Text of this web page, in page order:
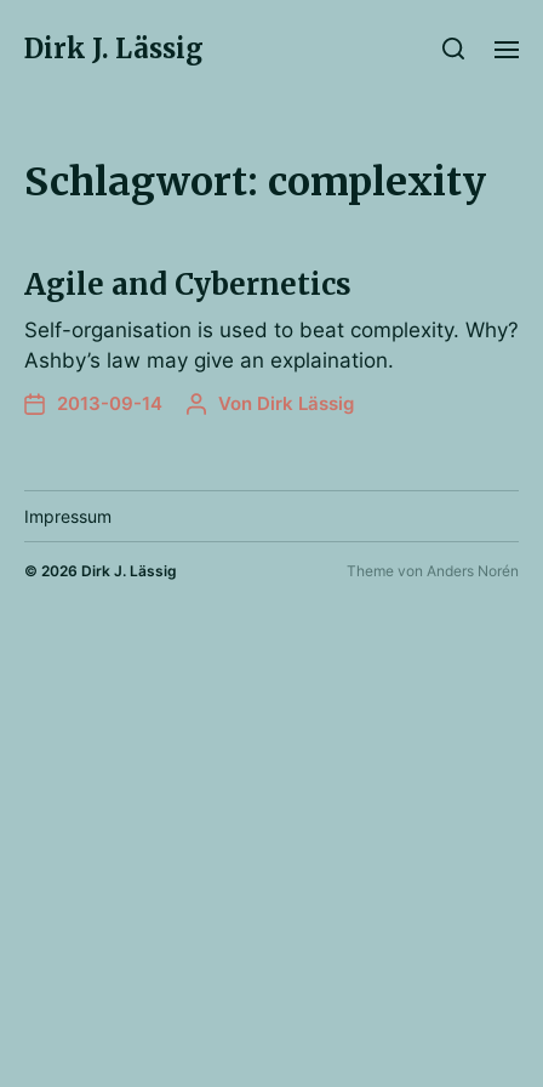
Dirk J. Lässig
Schlagwort: complexity
Agile and Cybernetics
Self-organisation is used to beat complexity. Why?
Ashby’s law may give an explaination.
2013-09-14 Von Dirk Lässig
Impressum
© 2026 Dirk J. Lässig Theme von Anders Norén